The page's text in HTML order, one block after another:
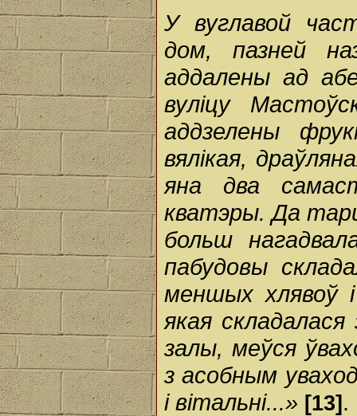
У вуглавой
дом, пазней
аддалены ад
вуліцу
аддзелены
вялікая,
яна два
кватэры. Да
больш
пабудовы
меншых хлявоў
якая складалася
залы, меўся
з асобным
і вітальні...» [13] .